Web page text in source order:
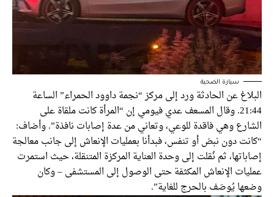
سيارة الضحية
البلاغ عن الحادثة ورد إلى مركز “نجمة داوود الحمراء” الساعة
21:44. وقال المسعف عدي فيومي إن “المرأة كانت ملقاة على
الشارع وهي فاقدة للوعي، وتعاني من عدة إصابات نافذة”. وأضاف:
“كانت دون نبض أو تنفس، فبدأنا بعمليات الإنعاش إلى جانب معالجة
إصاباتها، ثم نُقلت إلى وحدة العناية المركزة المتنقلة، حيث استمرت
عمليات الإنعاش المكثفة حتى الوصول إلى المستشفى – وكان
وضعها يُوصَف بالحرج للغاية”.